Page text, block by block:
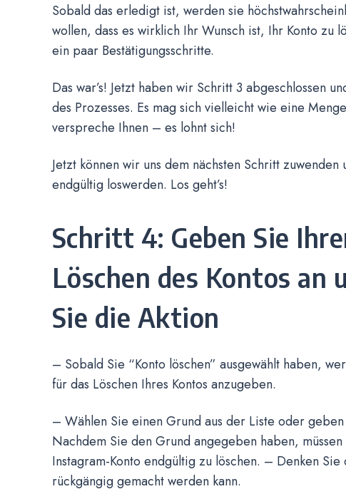
Sobald das erledigt ist, werden sie
wollen, dass es wirklich Ihr Wunsch ist, Ihr Konto zu
ein paar Bestätigungsschritte.
Das war’s! Jetzt haben wir Schritt 3 abgeschlossen
des Prozesses. Es mag sich vielleicht wie eine
verspreche Ihnen – es lohnt sich!
Jetzt können wir uns dem nächsten Schritt zuwenden
endgültig loswerden. Los geht’s!
Schritt 4: Geben Sie
Löschen des Kontos an
Sie die Aktion
– Sobald Sie “Konto löschen” ausgewählt haben,
für das Löschen Ihres Kontos anzugeben.
– Wählen Sie einen Grund aus der Liste oder
Nachdem Sie den Grund angegeben haben,
Instagram-Konto endgültig zu löschen. – Denken
rückgängig gemacht werden kann.